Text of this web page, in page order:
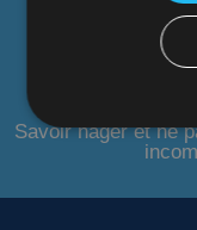
Eau et
Voiture pour
Savoir nager et ne